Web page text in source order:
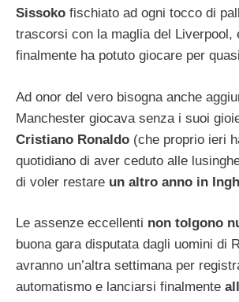
Sissoko fischiato ad ogni tocco di
trascorsi con la maglia del Liverpool,
finalmente ha potuto giocare per
Ad onor del vero bisogna anche
Manchester giocava senza i suoi
Cristiano Ronaldo (che proprio ieri
quotidiano di aver ceduto alle
di voler restare un altro anno in
Le assenze eccellenti non tolgono
buona gara disputata dagli uomini di
avranno un’altra settimana per
automatismo e lanciarsi finalmente